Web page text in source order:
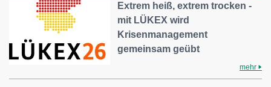
Extrem heiß, extrem trocken -
mit LÜKEX wird
Krisenmanagement
gemeinsam geübt
mehr